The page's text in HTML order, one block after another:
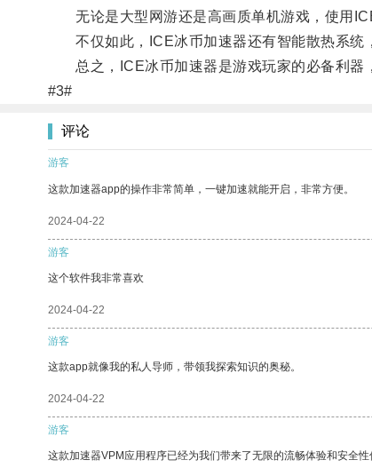
无论是大型网游还是高画质单机游戏，使用
不仅如此，ICE冰币加速器还有智能散热系统
总之，ICE冰币加速器是游戏玩家的必备利器
#3#
评论
游客
这款加速器app的操作非常简单，一键加速就能开启，非常方便。
2024-04-22
游客
这个软件我非常喜欢
2024-04-22
游客
这款app就像我的私人导师，带领我探索知识的奥秘。
2024-04-22
游客
这款加速器VPM应用程序已经为我们带来了无限的流畅体验和安全性